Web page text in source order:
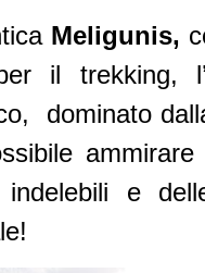
Meligunis,
il trekking,
dominato
indelebili e